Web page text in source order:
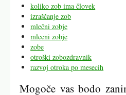
koliko zob ima človek
izraščanje zob
mlečni zobje
mlecni zobje
zobe
otroški zobozdravnik
razvoj otroka po mesecih
Mogoče vas bodo